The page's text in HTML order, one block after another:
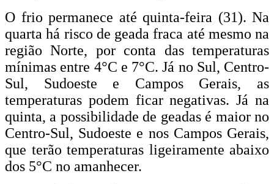
O frio permanece até quinta-feira (31). Na
quarta há risco de geada fraca até mesmo na
região Norte, por conta das temperaturas
mínimas entre 4°C e 7°C. Já no Sul, Centro-
Sul, Sudoeste e Campos Gerais, as
temperaturas podem ficar negativas. Já na
quinta, a possibilidade de geadas é maior no
Centro-Sul, Sudoeste e nos Campos Gerais,
que terão temperaturas ligeiramente abaixo
dos 5°C no amanhecer.